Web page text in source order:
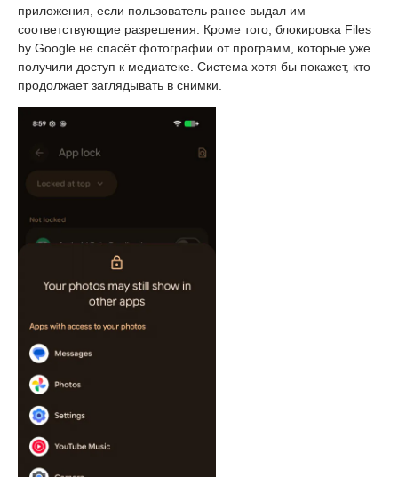
приложения, если пользователь ранее выдал им
соответствующие разрешения. Кроме того, блокировка Files
by Google не спасёт фотографии от программ, которые уже
получили доступ к медиатеке. Система хотя бы покажет, кто
продолжает заглядывать в снимки.